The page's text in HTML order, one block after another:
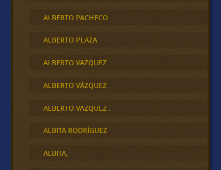
ALBERTO PACHECO
ALBERTO PLAZA
ALBERTO VAZQUEZ
ALBERTO VÁZQUEZ
ALBERTO VAZQUEZ .
ALBITA RODRÍGUEZ
ALBITA,